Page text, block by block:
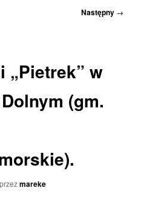
Następny →
„Pietrek” w
(gm.
przezmareke